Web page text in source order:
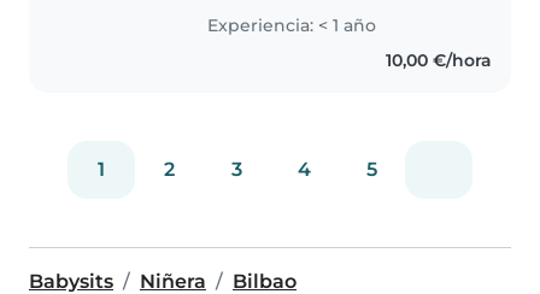
hij@s, en vacaciones escolares
cualquier día a la semana o
durante el curso los fines de
Experiencia: < 1 año
10,00 €/hora
1 2 3 4 5
Babysits Niñera Bilbao